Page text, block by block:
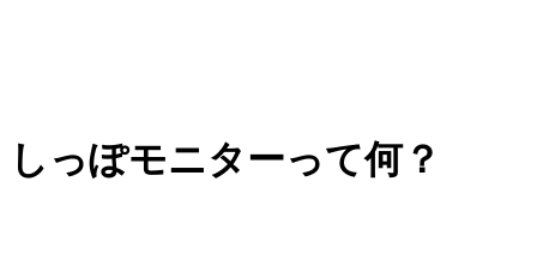
しっぽモニターって何？